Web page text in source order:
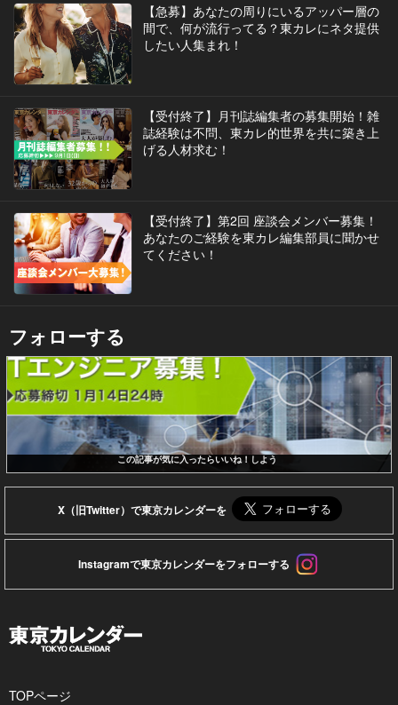
【急募】あなたの周りにいるアッパー層の
間で、何が流行ってる？東カレにネタ提供
したい人集まれ！
【受付終了】月刊誌編集者の募集開始！雑
誌経験は不問、東カレ的世界を共に築き上
げる人材求む！
【受付終了】第2回 座談会メンバー募集！
あなたのご経験を東カレ編集部員に聞かせ
てください！
フォローする
この記事が気に入ったらいいね！しよう
X（旧Twitter）で東京カレンダーを
Instagramで東京カレンダーをフォローする
TOPページ